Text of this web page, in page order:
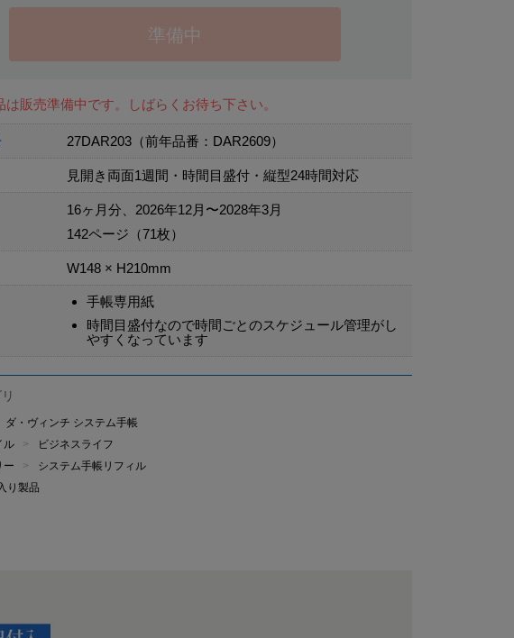
準備中
販売準備中です。しばらくお待ち下さい。
27DAR203（前年品番：DAR2609）
見開き両面1週間・時間目盛付・縦型24時間対応
16ヶ月分、2026年12月〜2028年3月
142ページ（71枚）
W148 × H210mm
手帳専用紙
時間目盛付なので時間ごとのスケジュール管理がし
やすくなっています
ダ・ヴィンチ システム手帳
ル
ビジネスライフ
ー
システム手帳リフィル
り製品